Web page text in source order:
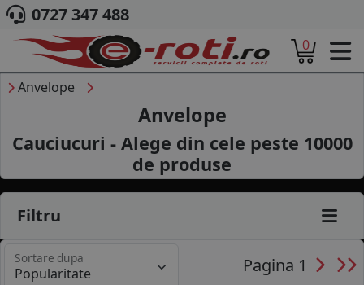
ACASA
ANVELOPE
AUTO
CAMION
MOTO
AGROINDUSTRIALE
MARCA AUTO
0727 347 488
0
Anvelope
Anvelope
Cauciucuri - Alege din cele peste 10000
de produse
Filtru
Sortare dupa Pagina 1